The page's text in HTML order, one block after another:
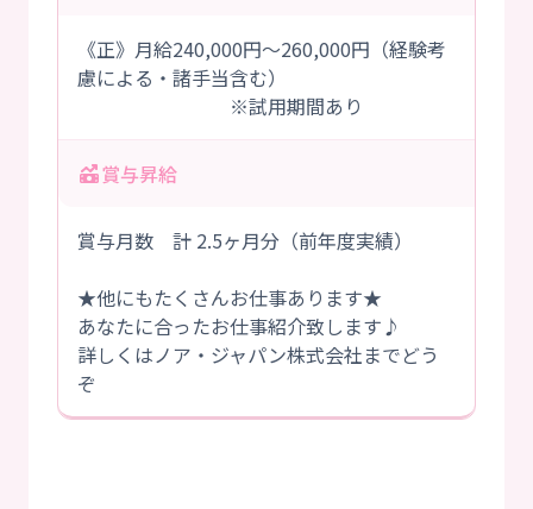
《正》月給240,000円～260,000円（経験考
慮による・諸手当含む）
※試用期間あり
賞与昇給
賞与月数 計 2.5ヶ月分（前年度実績）
★他にもたくさんお仕事あります★
あなたに合ったお仕事紹介致します♪
詳しくはノア・ジャパン株式会社までどう
ぞ